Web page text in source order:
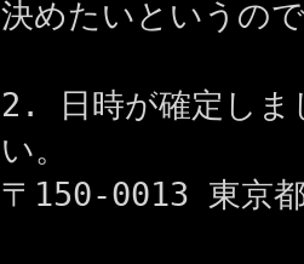
決めたいというの
2. 日時が確定しま
い。
〒150-0013 東京